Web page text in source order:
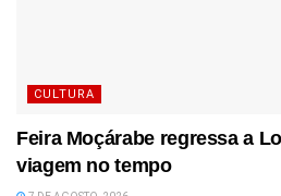
CULTURA
Feira Moçárabe regressa a
viagem no tempo